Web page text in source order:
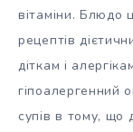
вітаміни. Блюдо
рецептів
діткам і
гіпоалергенний
супів в тому, що